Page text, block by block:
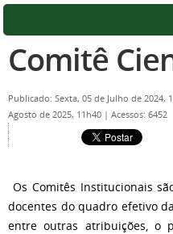
Comitê
Publicado: Sexta, 05 de Julho de 2024,
Agosto de 2025, 11h40 | Acessos: 6452
Os Comitês Institucionais
docentes do quadro efetivo
entre outras atribuições, o